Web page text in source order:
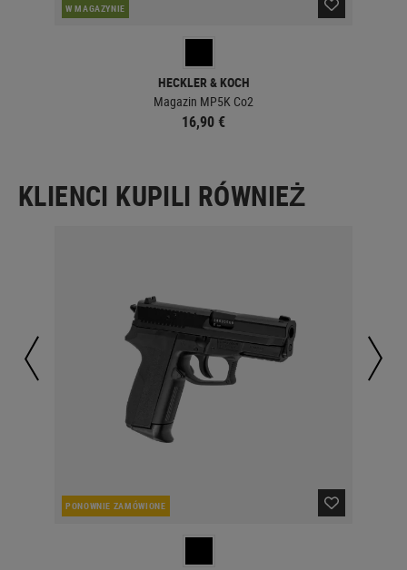
W MAGAZYNIE
HECKLER & KOCH
Magazin MP5K Co2
16,90 €
KLIENCI KUPILI RÓWNIEŻ
PONOWNIE ZAMÓWIONE